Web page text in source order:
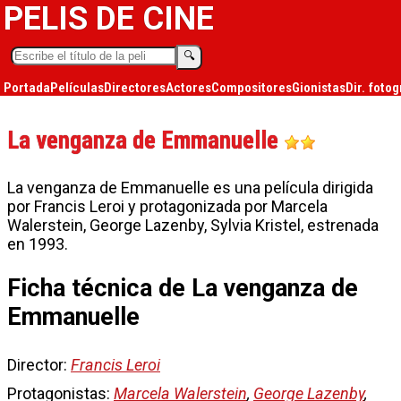
PELIS DE CINE
🔍︎
PortadaPelículasDirectoresActoresCompositoresGionistasDir.
La venganza de Emmanuelle
La venganza de Emmanuelle es una película dirigida
por Francis Leroi y protagonizada por Marcela
Walerstein, George Lazenby, Sylvia Kristel, estrenada
en 1993.
Ficha técnica de La venganza de
Emmanuelle
Director: Francis Leroi
Protagonistas: Marcela Walerstein, George Lazenby,